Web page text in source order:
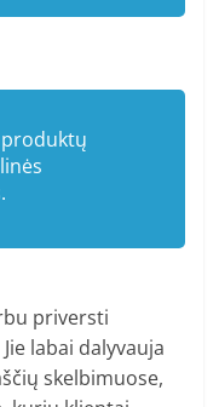
priversti
labai dalyvauja
skelbimuose,